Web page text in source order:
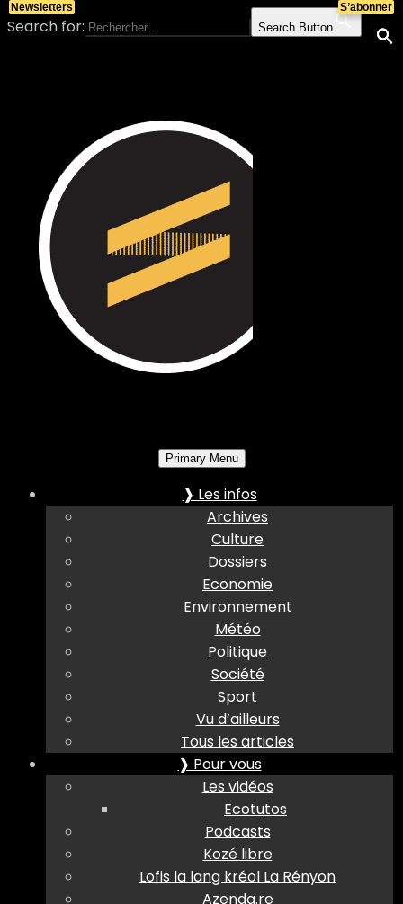
Search for: Search Button
Primary Menu
❱ Les infos
Archives
Culture
Dossiers
Economie
Environnement
Météo
Politique
Société
Sport
Vu d’ailleurs
Tous les articles
❱ Pour vous
Les vidéos
Ecotutos
Podcasts
Kozé libre
Lofis la lang kréol La Rényon
Azenda.re
S’abonner
Newsletters